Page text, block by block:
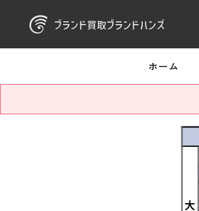
ホーム